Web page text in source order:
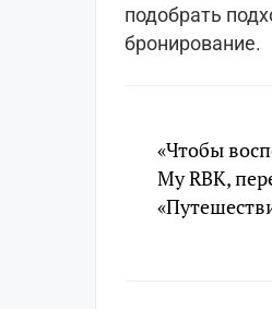
подобрать
бронирование.
«Чтобы
My RBK,